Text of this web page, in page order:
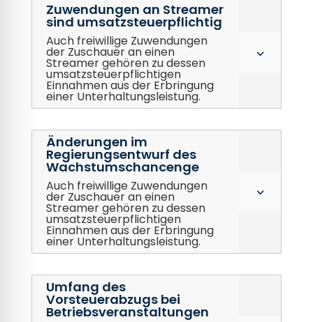
Zuwendungen an Streamer
sind umsatzsteuerpflichtig
Auch freiwillige Zuwendungen
der Zuschauer an einen
Streamer gehören zu dessen
umsatzsteuerpflichtigen
Einnahmen aus der Erbringung
einer Unterhaltungsleistung.
3
Änderungen im
Regierungsentwurf des
Wachstumschancenge
Auch freiwillige Zuwendungen
der Zuschauer an einen
Streamer gehören zu dessen
umsatzsteuerpflichtigen
Einnahmen aus der Erbringung
einer Unterhaltungsleistung.
3
Umfang des
Vorsteuerabzugs bei
Betriebsveranstaltungen